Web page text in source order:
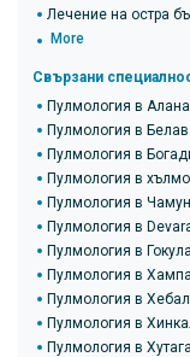
Лечение на остра
More
Свързани
Пулмология в
Пулмология в
Пулмология в
Пулмология в
Пулмология в
Пулмология в
Пулмология в
Пулмология в
Пулмология в Хебал
Пулмология в
Пулмология в